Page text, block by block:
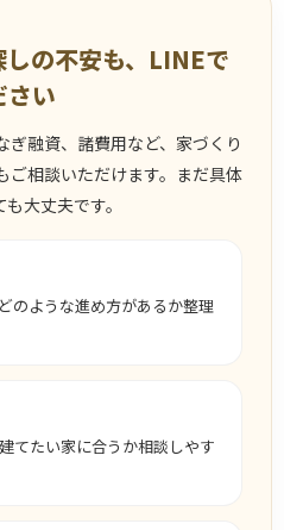
の不安も、LINEで
さい
融資、諸費用など、家づくり
ご相談いただけます。まだ具体
大丈夫です。
のような進め方があるか整理
てたい家に合うか相談しやす